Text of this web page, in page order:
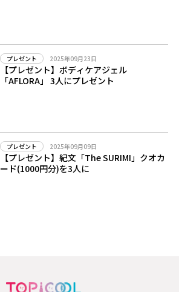
プレゼント 2025年09月23日
【プレゼント】ボディケアジェル
「AFLORA」 3人にプレゼント
プレゼント 2025年09月09日
【プレゼント】紀文「The SURIMI」クオカ
ード(1000円分)を3人に